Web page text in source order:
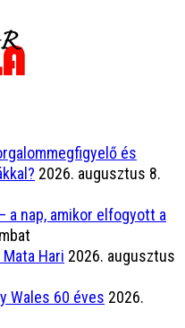
és
2026. augusztus 8.
a nap, amikor elfogyott a
Hari 2026. augusztus
Wales 60 éves 2026.